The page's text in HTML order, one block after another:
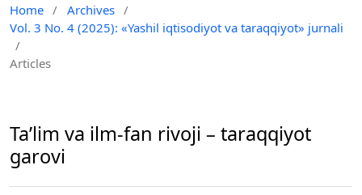
Home / Archives /
Vol. 3 No. 4 (2025): «Yashil iqtisodiyot va taraqqiyot» jurnali
/
Articles
Ta’lim va ilm-fan rivoji – taraqqiyot
garovi